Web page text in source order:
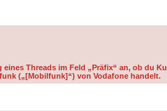
Threads im Feld „Präfix“ an, ob du
(„[Mobilfunk]“) von Vodafone handelt.